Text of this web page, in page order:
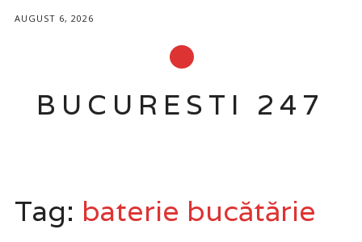
AUGUST 6, 2026
BUCURESTI 247
content
Tag: baterie bucătărie